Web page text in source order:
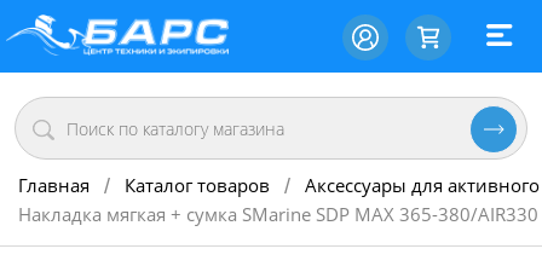
Главная / Каталог товаров / Аксессуары для
Накладка мягкая + сумка SMarine SDP MAX 365-380/AIR330